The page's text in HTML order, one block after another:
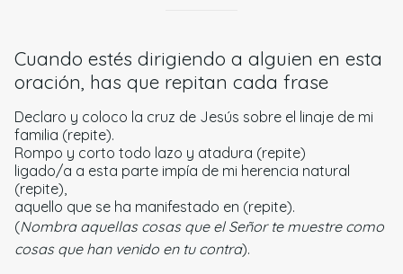
Cuando estés dirigiendo a alguien en esta
oración, has que repitan cada frase
Declaro y coloco la cruz de Jesús sobre el linaje de mi
familia (repite).
Rompo y corto todo lazo y atadura (repite)
ligado/a a esta parte impía de mi herencia natural
(repite),
aquello que se ha manifestado en (repite).
(Nombra aquellas cosas que el Señor te muestre como
cosas que han venido en tu contra).